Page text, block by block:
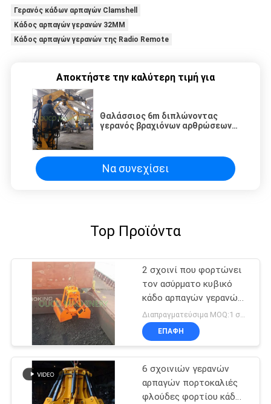
Γερανός κάδων αρπαγών Clamshell
Κάδος αρπαγών γερανών 32MM
Κάδος αρπαγών γερανών της Radio Remote
Αποκτήστε την καλύτερη τιμή για
Θαλάσσιος 6m διπλώνοντας
γερανός βραχιόνων αρθρώσεων
Να συνεχίσει
Top Προϊόντα
2 σχοινί που φορτώνει
τον ασύρματο κυβικό
κάδο αρπαγών γερανών
12
ΕΠΑΦΉ
6 σχοινιών γερανών
αρπαγών πορτοκαλιές
φλούδες φορτίου κάδων